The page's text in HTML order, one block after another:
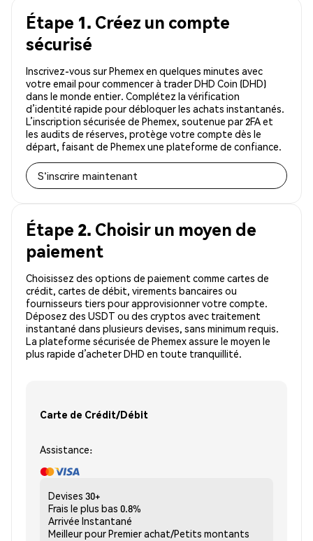
Étape 1. Créez un compte
sécurisé
Inscrivez-vous sur Phemex en quelques minutes avec
votre email pour commencer à trader DHD Coin (DHD)
dans le monde entier. Complétez la vérification
d’identité rapide pour débloquer les achats instantanés.
L’inscription sécurisée de Phemex, soutenue par 2FA et
les audits de réserves, protège votre compte dès le
départ, faisant de Phemex une plateforme de confiance.
S'inscrire maintenant
Étape 2. Choisir un moyen de
paiement
Choisissez des options de paiement comme cartes de
crédit, cartes de débit, virements bancaires ou
fournisseurs tiers pour approvisionner votre compte.
Déposez des USDT ou des cryptos avec traitement
instantané dans plusieurs devises, sans minimum requis.
La plateforme sécurisée de Phemex assure le moyen le
plus rapide d’acheter DHD en toute tranquillité.
Carte de Crédit/Débit
Assistance:
Devises 30+
Frais le plus bas 0.8%
Arrivée Instantané
Meilleur pourPremier achat/Petits montants